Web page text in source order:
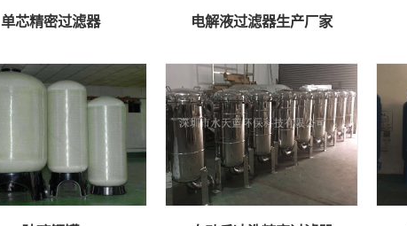
单芯精密过滤器 电解液过滤器生产厂家